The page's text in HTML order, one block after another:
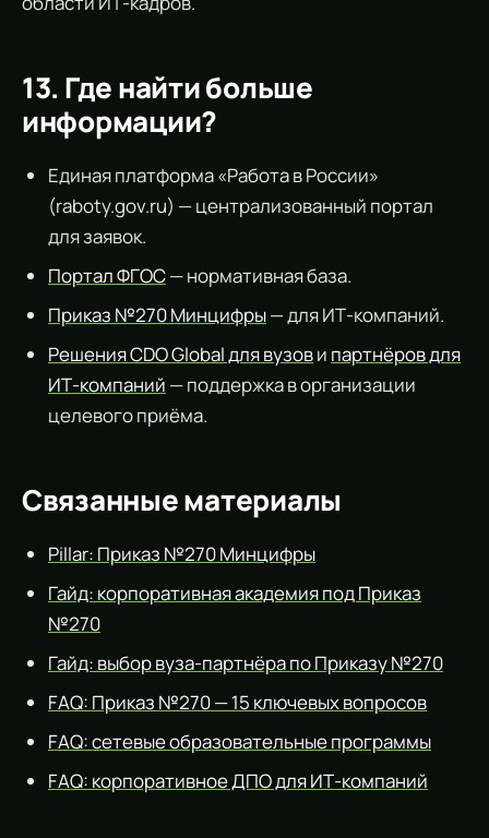
13. Где найти больше
информации?
Единая платформа «Работа в России»
(raboty.gov.ru) — централизованный портал
для заявок.
Портал ФГОС— нормативная база.
Приказ №270 Минцифры— для ИТ-компаний.
Решения CDO Global для вузови партнёров для
ИТ-компаний — поддержка в организации
целевого приёма.
Связанные материалы
Pillar: Приказ №270 Минцифры
Гайд: корпоративная академия под Приказ
№270
Гайд: выбор вуза-партнёра по Приказу №270
FAQ: Приказ №270 — 15 ключевых вопросов
FAQ: сетевые образовательные программы
FAQ: корпоративное ДПО для ИТ-компаний